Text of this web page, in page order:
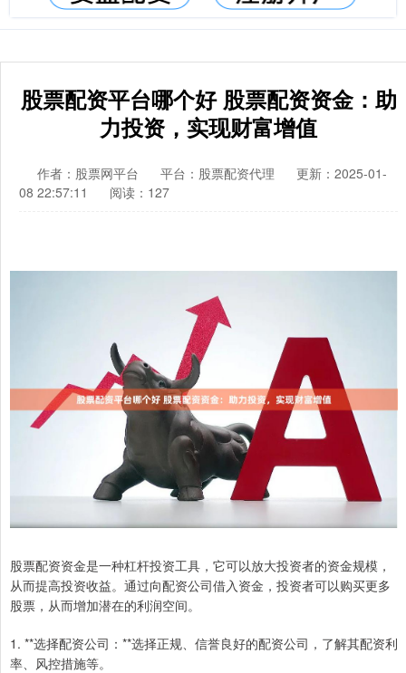
股票配资平台哪个好 股票配资资金：助
力投资，实现财富增值
作者：股票网平台 平台：股票配资代理
更新：2025-01-
08 22:57:11
阅读：127
股票配资资金是一种杠杆投资工具，它可以放大投资者的资金规模，
从而提高投资收益。通过向配资公司借入资金，投资者可以购买更多
股票，从而增加潜在的利润空间。
1. **选择配资公司：**选择正规、信誉良好的配资公司，了解其配资利
率、风控措施等。